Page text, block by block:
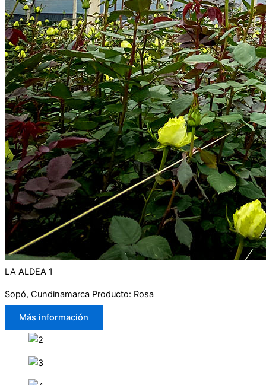
LA ALDEA 1
Sopó, Cundinamarca Producto: Rosa
Más información